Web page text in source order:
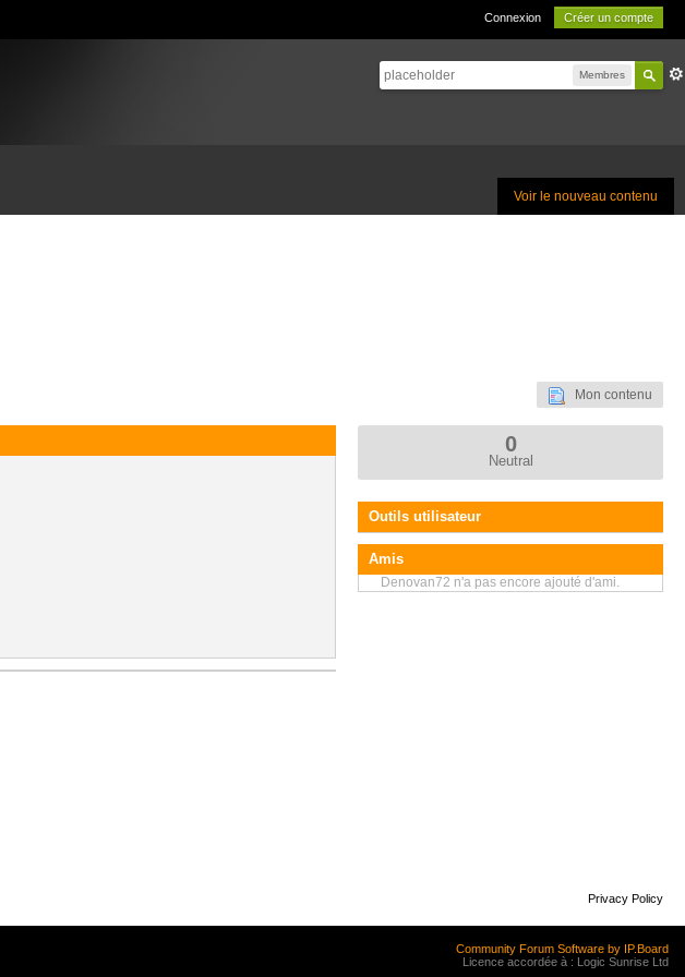
Connexion Créer un compte
Membres
Voir le nouveau contenu
Mon contenu
0
Neutral
Outils utilisateur
Amis
Denovan72 n'a pas encore ajouté d'ami.
Privacy Policy
Community Forum Software by IP.Board
Licence accordée à : Logic Sunrise Ltd